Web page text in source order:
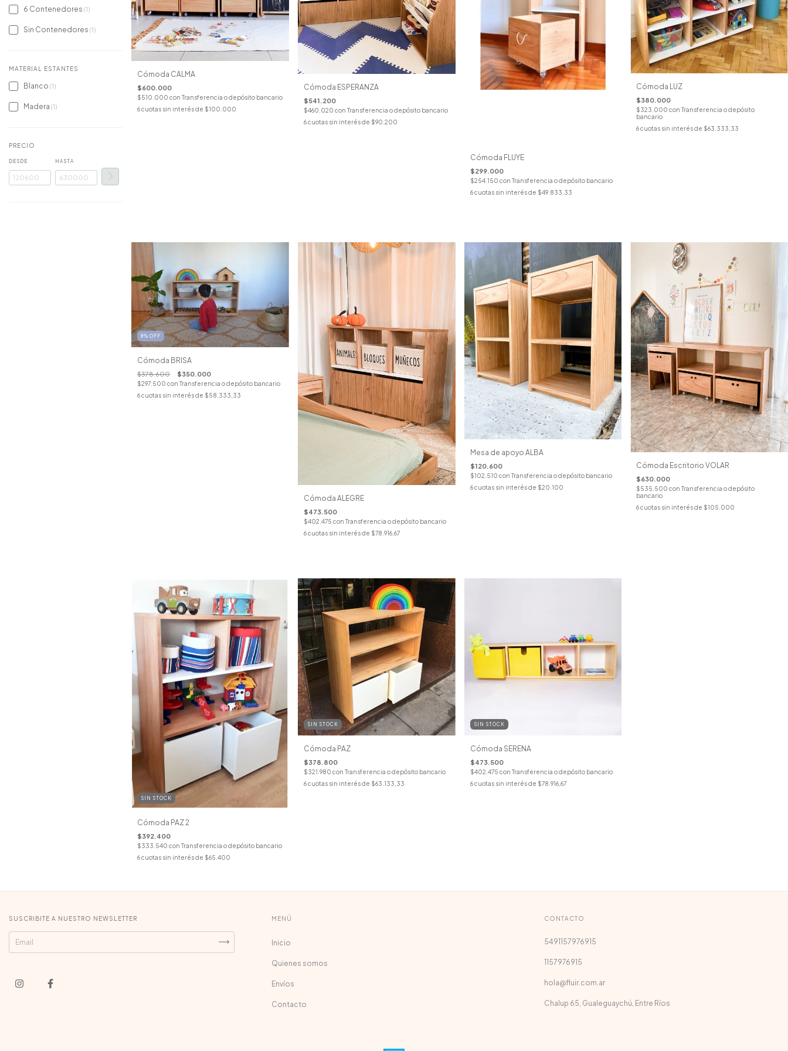
6 Contenedores (1)
Sin Contenedores (1)
MATERIAL ESTANTES
Blanco (1)
Madera (1)
PRECIO
DESDE HASTA
Cómoda CALMA
$600.000
$510.000 con Transferencia o depósito bancario
6cuotas sin interés de $100.000
Cómoda ESPERANZA
$541.200
$460.020 con Transferencia o depósito bancario
6cuotas sin interés de $90.200
Cómoda FLUYE
$299.000
$254.150 con Transferencia o depósito bancario
6 cuotas sin interés de $49.833,33
Cómoda LUZ
$380.000
$323.000con Transferencia o depósito
bancario
6cuotas sin interés de $63.333,33
8% OFF
Cómoda BRISA
$378.600 $350.000
$297.500 con Transferencia o depósito bancario
6cuotas sin interés de $58.333,33
Cómoda ALEGRE
$473.500
$402.475 con Transferencia o depósito bancario
6cuotas sin interés de $78.916,67
Mesa de apoyo ALBA
$120.600
$102.510 con Transferencia o depósito bancario
6 cuotas sin interés de $20.100
Cómoda Escritorio VOLAR
$630.000
$535.500con Transferencia o depósito
bancario
6cuotas sin interés de $105.000
SIN STOCK
Cómoda PAZ 2
$392.400
$333.540 con Transferencia o depósito bancario
6cuotas sin interés de $65.400
SIN STOCK
Cómoda PAZ
$378.800
$321.980 con Transferencia o depósito bancario
6cuotas sin interés de $63.133,33
SIN STOCK
Cómoda SERENA
$473.500
$402.475 con Transferencia o depósito bancario
6 cuotas sin interés de $78.916,67
SUSCRIBITE A NUESTRO NEWSLETTER MENÚ
Inicio
Quienes somos
Envíos
Contacto
CONTACTO
5491157976915
1157976915
hola@fluir.com.ar
Chalup 65, Gualeguaychú, Entre Ríos